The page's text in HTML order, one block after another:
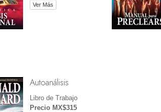
Ver Más
Autoanálisis
Libro de Trabajo
Precio MX$315